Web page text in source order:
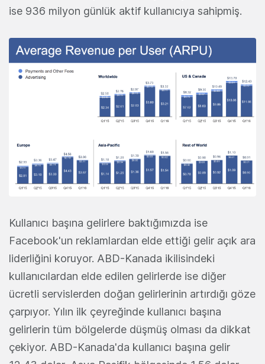
ise 936 milyon günlük aktif kullanıcıya sahipmiş.
Kullanıcı başına gelirlere baktığımızda ise
Facebook'un reklamlardan elde ettiği gelir açık ara
liderliğini koruyor. ABD-Kanada ikilisindeki
kullanıcılardan elde edilen gelirlerde ise diğer
ücretli servislerden doğan gelirlerinin artırdığı göze
çarpıyor. Yılın ilk çeyreğinde kullanıcı başına
gelirlerin tüm bölgelerde düşmüş olması da dikkat
çekiyor. ABD-Kanada'da kullanıcı başına gelir